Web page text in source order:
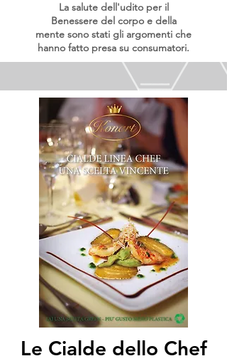
La salute dell'udito per il
Benessere del corpo e della
mente sono stati gli argomenti che
hanno fatto presa su consumatori.
Le Cialde dello Chef